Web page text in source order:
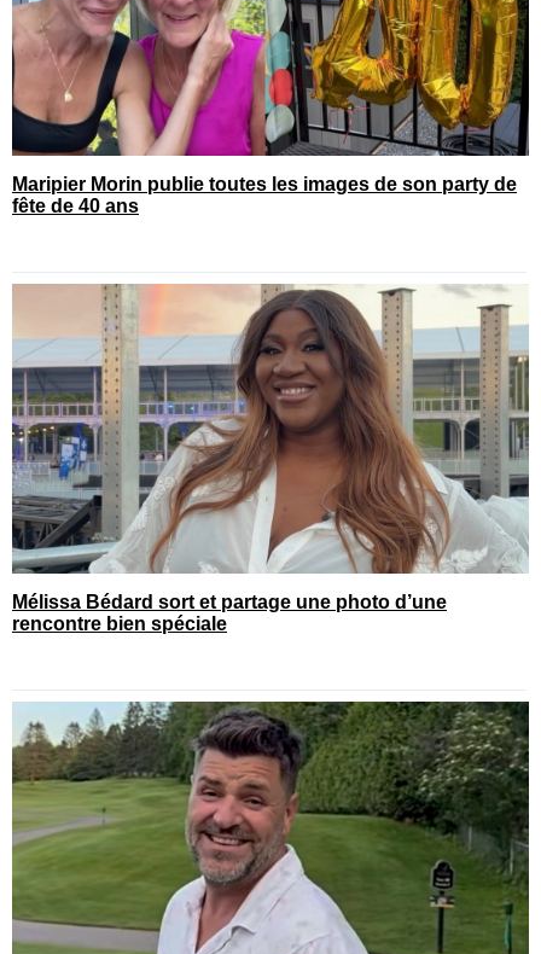
Maripier Morin publie toutes les images de son party de
fête de 40 ans
Mélissa Bédard sort et partage une photo d’une
rencontre bien spéciale